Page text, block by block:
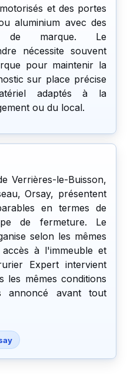
et des portes
aluminium avec des
de marque. Le
nécessite souvent
pour maintenir la
sur place précise
adaptés à la
ou du local.
Verrières-le-Buisson,
Orsay, présentent
en termes de
de fermeture. Le
selon les mêmes
à l'immeuble et
Expert intervient
les mêmes conditions
annoncé avant tout